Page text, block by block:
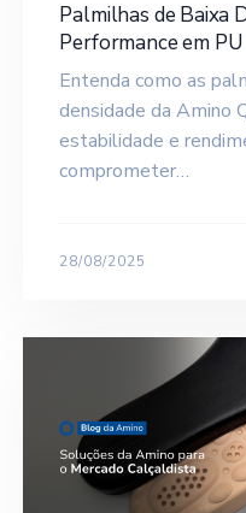
Palmilhas de Baixa
Performance em PU
Entenda como as
densidade da Amino
estabilidade e
comprometer…
28/08/2025